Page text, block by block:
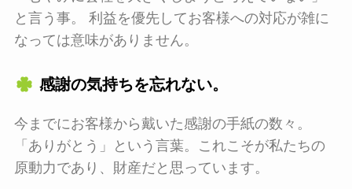
と言う事。 利益を優先してお客様への対応が雑に
なっては意味がありません。
感謝の気持ちを忘れない。
今までにお客様から戴いた感謝の手紙の数々。
「ありがとう」という言葉。これこそが私たちの
原動力であり、財産だと思っています。